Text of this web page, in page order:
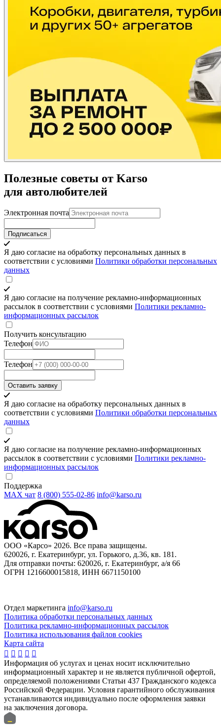
Полезные советы от Karso
для автолюбителей
Электронная почта
Подписаться
Я даю согласие на обработку персональных данных в
соответствии с условиями Политики обработки персональных
данных
Я даю согласие на получение рекламно-информационных
рассылок в соответствии с условиями Политики рекламно-
информационных рассылок
Получить консультацию
Телефон
Телефон
Оставить заявку
Я даю согласие на обработку персональных данных в
соответствии с условиями Политики обработки персональных
данных
Я даю согласие на получение рекламно-информационных
рассылок в соответствии с условиями Политики рекламно-
информационных рассылок
Поддержка
MAX чат 8 (800) 555‑02‑86 info@karso.ru
ООО «Карсо» 2026. Все права защищены.
620026, г. Екатеринбург, ул. Горького, д.36, кв. 181.
Для отправки почты: 620026, г. Екатеринбург, а/я 66
ОГРН 1216600015818, ИНН 6671150100
Отдел маркетинга info@karso.ru
Политика обработки персональных данных
Политика рекламно-информационных рассылок
Политика использования файлов cookies
Карта сайта
    
Информация об услугах и ценах носит исключительно
информационный характер и не является публичной офертой,
определяемой положениями Статьи 437 Гражданского кодекса
Российской Федерации. Условия гарантийного обслуживания
устанавливаются индивидуально после оформления заявки
на заключения договора.